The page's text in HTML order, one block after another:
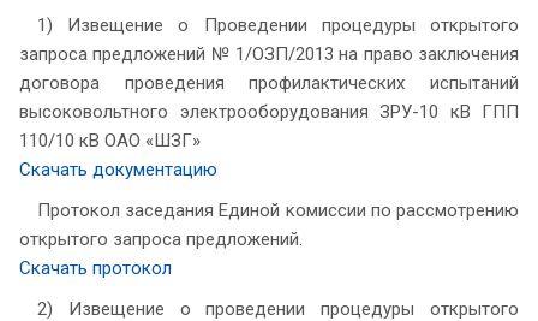
1) Извещение о Проведении процедуры открытого
запроса предложений № 1/ОЗП/2013 на право заключения
договора проведения профилактических испытаний
высоковольтного электрооборудования ЗРУ-10 кВ ГПП
110/10 кВ ОАО «ШЗГ»
Скачать документацию
Протокол заседания Единой комиссии по рассмотрению
открытого запроса предложений.
Скачать протокол
2) Извещение о проведении процедуры открытого